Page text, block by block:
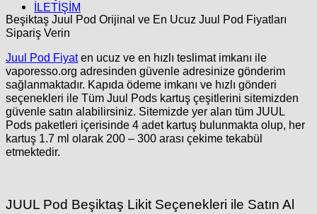
İLETİŞİM
Beşiktaş Juul Pod Orijinal ve En Ucuz Juul Pod Fiyatları
Sipariş Verin
Juul Pod Fiyaten ucuz ve en hızlı teslimat imkanı ile
vaporesso.org adresinden güvenle adresinize gönderim
sağlanmaktadır. Kapıda ödeme imkanı ve hızlı gönderi
seçenekleri ile Tüm Juul Pods kartuş çeşitlerini sitemizden
güvenle satın alabilirsiniz. Sitemizde yer alan tüm JUUL
Pods paketleri içerisinde 4 adet kartuş bulunmakta olup, her
kartuş 1.7 ml olarak 200 – 300 arası çekime tekabül
etmektedir.
JUUL Pod Beşiktaş Likit Seçenekleri ile Satın Al